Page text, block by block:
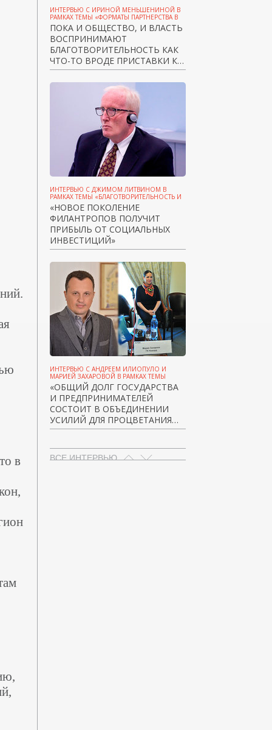
в
ИНТЕРВЬЮ С ИРИНОЙ МЕНЬШЕНИНОЙ В
РАМКАХ ТЕМЫ «ФОРМАТЫ ПАРТНЕРСТВА В
КРИЗИС»
ПОКА И ОБЩЕСТВО, И ВЛАСТЬ
ВОСПРИНИМАЮТ
БЛАГОТВОРИТЕЛЬНОСТЬ КАК
ЧТО-ТО ВРОДЕ ПРИСТАВКИ К
ТЕЛЕВИЗОРУ
ИНТЕРВЬЮ С ДЖИМОМ ЛИТВИНОМ В
РАМКАХ ТЕМЫ «БЛАГОТВОРИТЕЛЬНОСТЬ И
МЕЦЕНАТСТВО»
«НОВОЕ ПОКОЛЕНИЕ
ФИЛАНТРОПОВ ПОЛУЧИТ
ПРИБЫЛЬ ОТ СОЦИАЛЬНЫХ
ИНВЕСТИЦИЙ»
ИНТЕРВЬЮ С АНДРЕЕМ ИЛИОПУЛО И
МАРИЕЙ ЗАХАРОВОЙ В РАМКАХ ТЕМЫ
«БЛАГОТВОРИТЕЛЬНОСТЬ И
МЕЦЕНАТСТВО»
«ОБЩИЙ ДОЛГ ГОСУДАРСТВА
И ПРЕДПРИНИМАТЕЛЕЙ
СОСТОИТ В ОБЪЕДИНЕНИИ
УСИЛИЙ ДЛЯ ПРОЦВЕТАНИЯ
ОБЩЕСТВА»
ВСЕ ИНТЕРВЬЮ